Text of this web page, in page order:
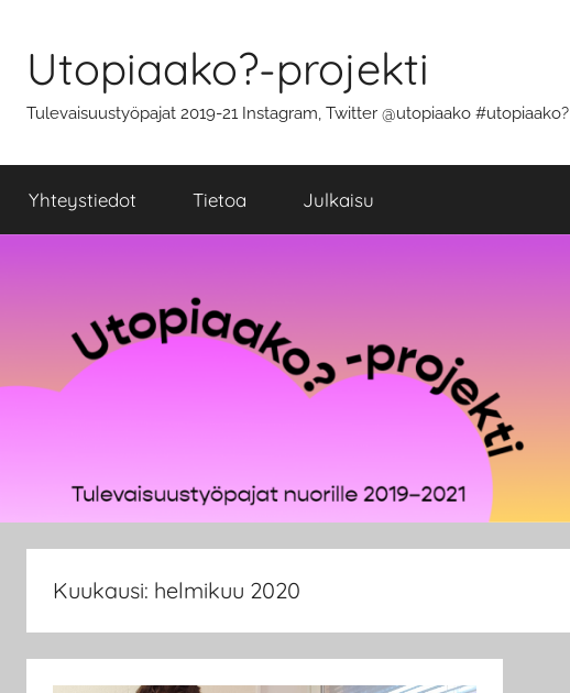
content
Utopiaako?-projekti
Tulevaisuustyöpajat 2019-21 Instagram, Twitter @utopiaako #utopiaako?
Yhteystiedot Tietoa Julkaisu
Kuukausi: helmikuu 2020